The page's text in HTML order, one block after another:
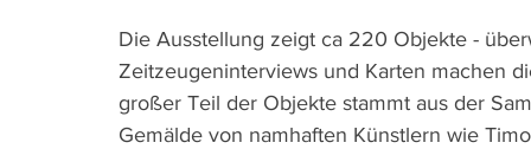
Die Ausstellung zeigt ca 220 Objekte -
Zeitzeugeninterviews und Karten machen
großer Teil der Objekte stammt aus der
Gemälde von namhaften Künstlern wie